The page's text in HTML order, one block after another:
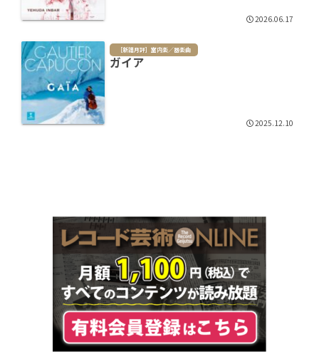
2026.06.17
［新譜月評］室内楽／器楽曲
ガイア
2025.12.10